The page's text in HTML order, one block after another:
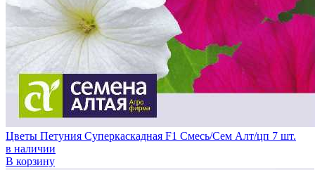
Цветы Петуния Суперкаскадная F1 Смесь/Сем Алт/цп 7 шт.
в наличии
В корзину